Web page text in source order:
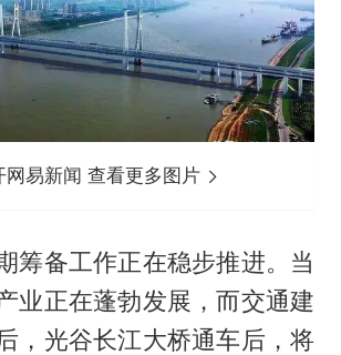
网易新闻 查看更多图片
筹备工作正在稳步推进。当
业正在蓬勃发展，而交通建
，光谷长江大桥通车后，将